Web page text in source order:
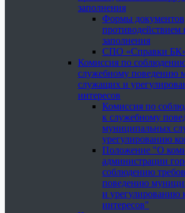
заполнения
Формы
противодействием
заполнения
СПО «Справки
Комиссия по
служебному поведению
служащих и
интересов
Комиссия по
к служебному
муниципальных
урегулированию
Положение "О
администрации
соблюдению
поведению
и урегулированию
интересов"